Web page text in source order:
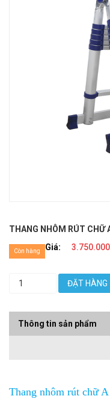
THANG NHÔM RÚT CHỮ
Giá:
Còn hàng
ĐẶT HÀNG
Thông tin sản phẩm
Thang nhôm rút chữ A